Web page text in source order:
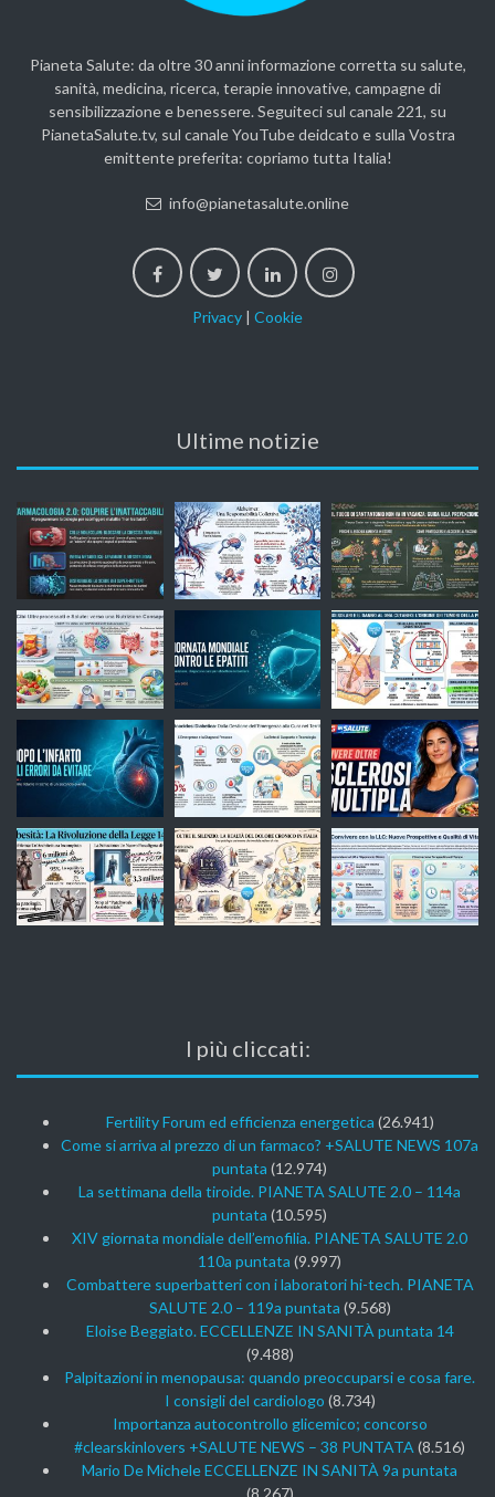
Pianeta Salute: da oltre 30 anni informazione corretta su salute,
sanità, medicina, ricerca, terapie innovative, campagne di
sensibilizzazione e benessere. Seguiteci sul canale 221, su
PianetaSalute.tv, sul canale YouTube deidcato e sulla Vostra
emittente preferita: copriamo tutta Italia!
info@pianetasalute.online
Privacy | Cookie
Ultime notizie
I più cliccati:
Fertility Forum ed efficienza energetica (26.941)
Come si arriva al prezzo di un farmaco? +SALUTE NEWS 107a
puntata (12.974)
La settimana della tiroide. PIANETA SALUTE 2.0 – 114a
puntata (10.595)
XIV giornata mondiale dell’emofilia. PIANETA SALUTE 2.0
110a puntata (9.997)
Combattere superbatteri con i laboratori hi-tech. PIANETA
SALUTE 2.0 – 119a puntata (9.568)
Eloise Beggiato. ECCELLENZE IN SANITÀ puntata 14
(9.488)
Palpitazioni in menopausa: quando preoccuparsi e cosa fare.
I consigli del cardiologo (8.734)
Importanza autocontrollo glicemico; concorso
#clearskinlovers +SALUTE NEWS – 38 PUNTATA(8.516)
Mario De Michele ECCELLENZE IN SANITÀ 9a puntata